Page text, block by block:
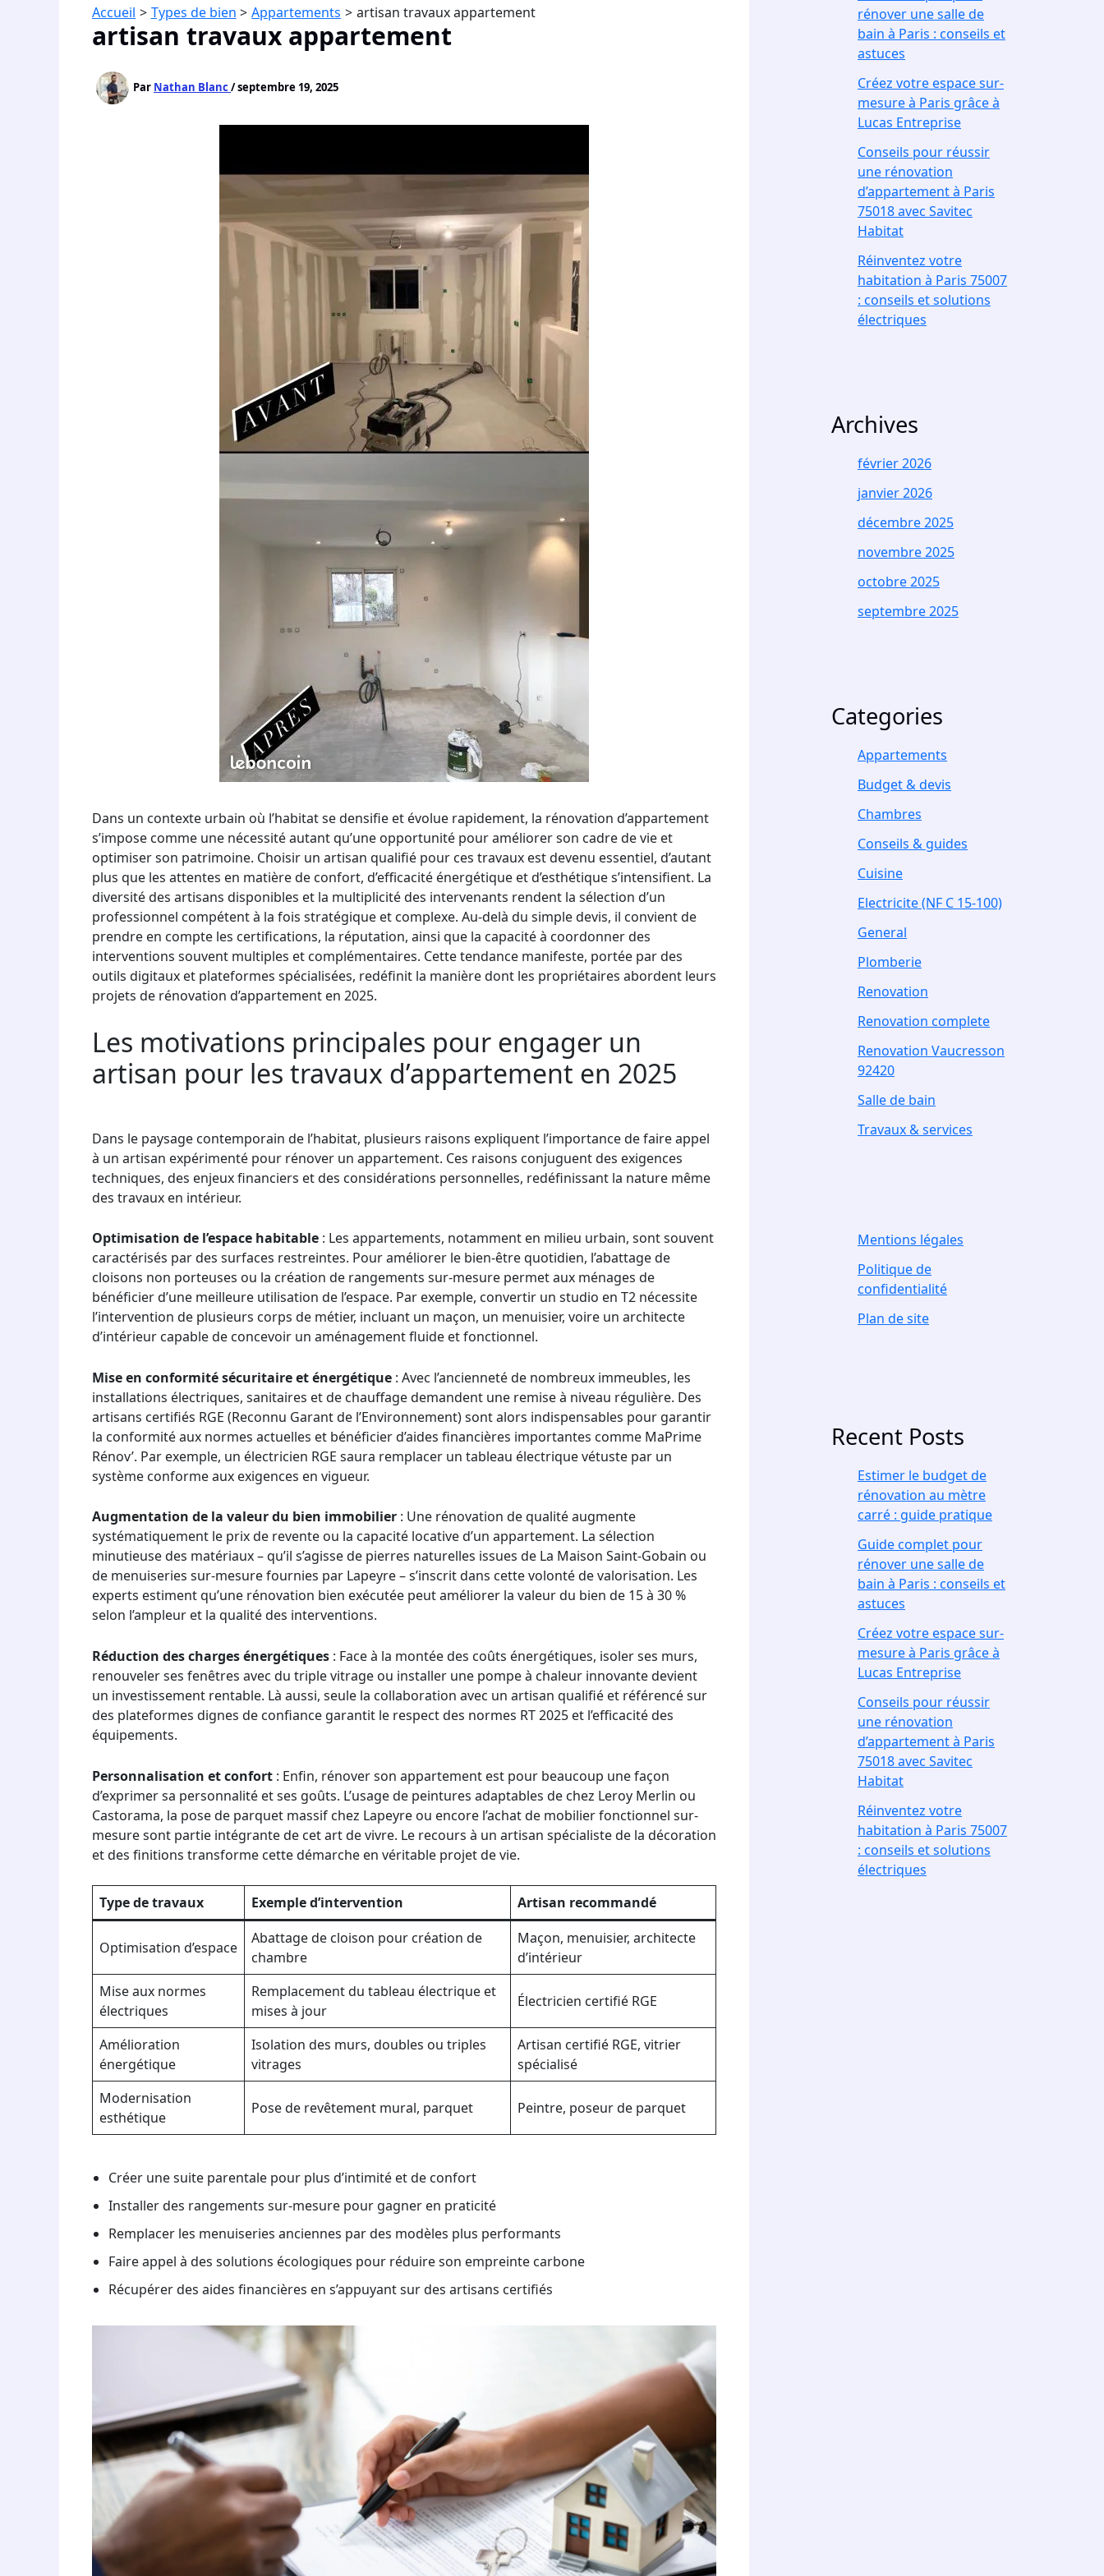
Accueil Types de bien Appartements artisan travaux appartement
artisan travaux appartement
Par Nathan Blanc/septembre 19, 2025
Dans un contexte urbain où l’habitat se densifie et évolue rapidement, la rénovation d’appartement
s’impose comme une nécessité autant qu’une opportunité pour améliorer son cadre de vie et
optimiser son patrimoine. Choisir un artisan qualifié pour ces travaux est devenu essentiel, d’autant
plus que les attentes en matière de confort, d’efficacité énergétique et d’esthétique s’intensifient. La
diversité des artisans disponibles et la multiplicité des intervenants rendent la sélection d’un
professionnel compétent à la fois stratégique et complexe. Au-delà du simple devis, il convient de
prendre en compte les certifications, la réputation, ainsi que la capacité à coordonner des
interventions souvent multiples et complémentaires. Cette tendance manifeste, portée par des
outils digitaux et plateformes spécialisées, redéfinit la manière dont les propriétaires abordent leurs
projets de rénovation d’appartement en 2025.
Les motivations principales pour engager un
artisan pour les travaux d’appartement en 2025
Dans le paysage contemporain de l’habitat, plusieurs raisons expliquent l’importance de faire appel
à un artisan expérimenté pour rénover un appartement. Ces raisons conjuguent des exigences
techniques, des enjeux financiers et des considérations personnelles, redéfinissant la nature même
des travaux en intérieur.
Optimisation de l’espace habitable : Les appartements, notamment en milieu urbain, sont souvent
caractérisés par des surfaces restreintes. Pour améliorer le bien-être quotidien, l’abattage de
cloisons non porteuses ou la création de rangements sur-mesure permet aux ménages de
bénéficier d’une meilleure utilisation de l’espace. Par exemple, convertir un studio en T2 nécessite
l’intervention de plusieurs corps de métier, incluant un maçon, un menuisier, voire un architecte
d’intérieur capable de concevoir un aménagement fluide et fonctionnel.
Mise en conformité sécuritaire et énergétique : Avec l’ancienneté de nombreux immeubles, les
installations électriques, sanitaires et de chauffage demandent une remise à niveau régulière. Des
artisans certifiés RGE (Reconnu Garant de l’Environnement) sont alors indispensables pour garantir
la conformité aux normes actuelles et bénéficier d’aides financières importantes comme MaPrime
Rénov’. Par exemple, un électricien RGE saura remplacer un tableau électrique vétuste par un
système conforme aux exigences en vigueur.
Augmentation de la valeur du bien immobilier : Une rénovation de qualité augmente
systématiquement le prix de revente ou la capacité locative d’un appartement. La sélection
minutieuse des matériaux – qu’il s’agisse de pierres naturelles issues de La Maison Saint-Gobain ou
de menuiseries sur-mesure fournies par Lapeyre – s’inscrit dans cette volonté de valorisation. Les
experts estiment qu’une rénovation bien exécutée peut améliorer la valeur du bien de 15 à 30 %
selon l’ampleur et la qualité des interventions.
Réduction des charges énergétiques : Face à la montée des coûts énergétiques, isoler ses murs,
renouveler ses fenêtres avec du triple vitrage ou installer une pompe à chaleur innovante devient
un investissement rentable. Là aussi, seule la collaboration avec un artisan qualifié et référencé sur
des plateformes dignes de confiance garantit le respect des normes RT 2025 et l’efficacité des
équipements.
Personnalisation et confort : Enfin, rénover son appartement est pour beaucoup une façon
d’exprimer sa personnalité et ses goûts. L’usage de peintures adaptables de chez Leroy Merlin ou
Castorama, la pose de parquet massif chez Lapeyre ou encore l’achat de mobilier fonctionnel sur-
mesure sont partie intégrante de cet art de vivre. Le recours à un artisan spécialiste de la décoration
et des finitions transforme cette démarche en véritable projet de vie.
Type de travaux Exemple d’intervention Artisan recommandé
Optimisation d’espace
Abattage de cloison pour création de
chambre
Maçon, menuisier, architecte
d’intérieur
Mise aux normes
électriques
Remplacement du tableau électrique et
mises à jour
Électricien certifié RGE
Amélioration
énergétique
Isolation des murs, doubles ou triples
vitrages
Artisan certifié RGE, vitrier
spécialisé
Modernisation
esthétique
Pose de revêtement mural, parquet Peintre, poseur de parquet
Créer une suite parentale pour plus d’intimité et de confort
Installer des rangements sur-mesure pour gagner en praticité
Remplacer les menuiseries anciennes par des modèles plus performants
Faire appel à des solutions écologiques pour réduire son empreinte carbone
Récupérer des aides financières en s’appuyant sur des artisans certifiés
rénover une salle de
bain à Paris : conseils et
astuces
Créez votre espace sur-
mesure à Paris grâce à
Lucas Entreprise
Conseils pour réussir
une rénovation
d’appartement à Paris
75018 avec Savitec
Habitat
Réinventez votre
habitation à Paris 75007
: conseils et solutions
électriques
Archives
février 2026
janvier 2026
décembre 2025
novembre 2025
octobre 2025
septembre 2025
Categories
Appartements
Budget & devis
Chambres
Conseils & guides
Cuisine
Electricite (NF C 15-100)
General
Plomberie
Renovation
Renovation complete
Renovation Vaucresson
92420
Salle de bain
Travaux & services
Mentions légales
Politique de
confidentialité
Plan de site
Recent Posts
Estimer le budget de
rénovation au mètre
carré : guide pratique
Guide complet pour
rénover une salle de
bain à Paris : conseils et
astuces
Créez votre espace sur-
mesure à Paris grâce à
Lucas Entreprise
Conseils pour réussir
une rénovation
d’appartement à Paris
75018 avec Savitec
Habitat
Réinventez votre
habitation à Paris 75007
: conseils et solutions
électriques